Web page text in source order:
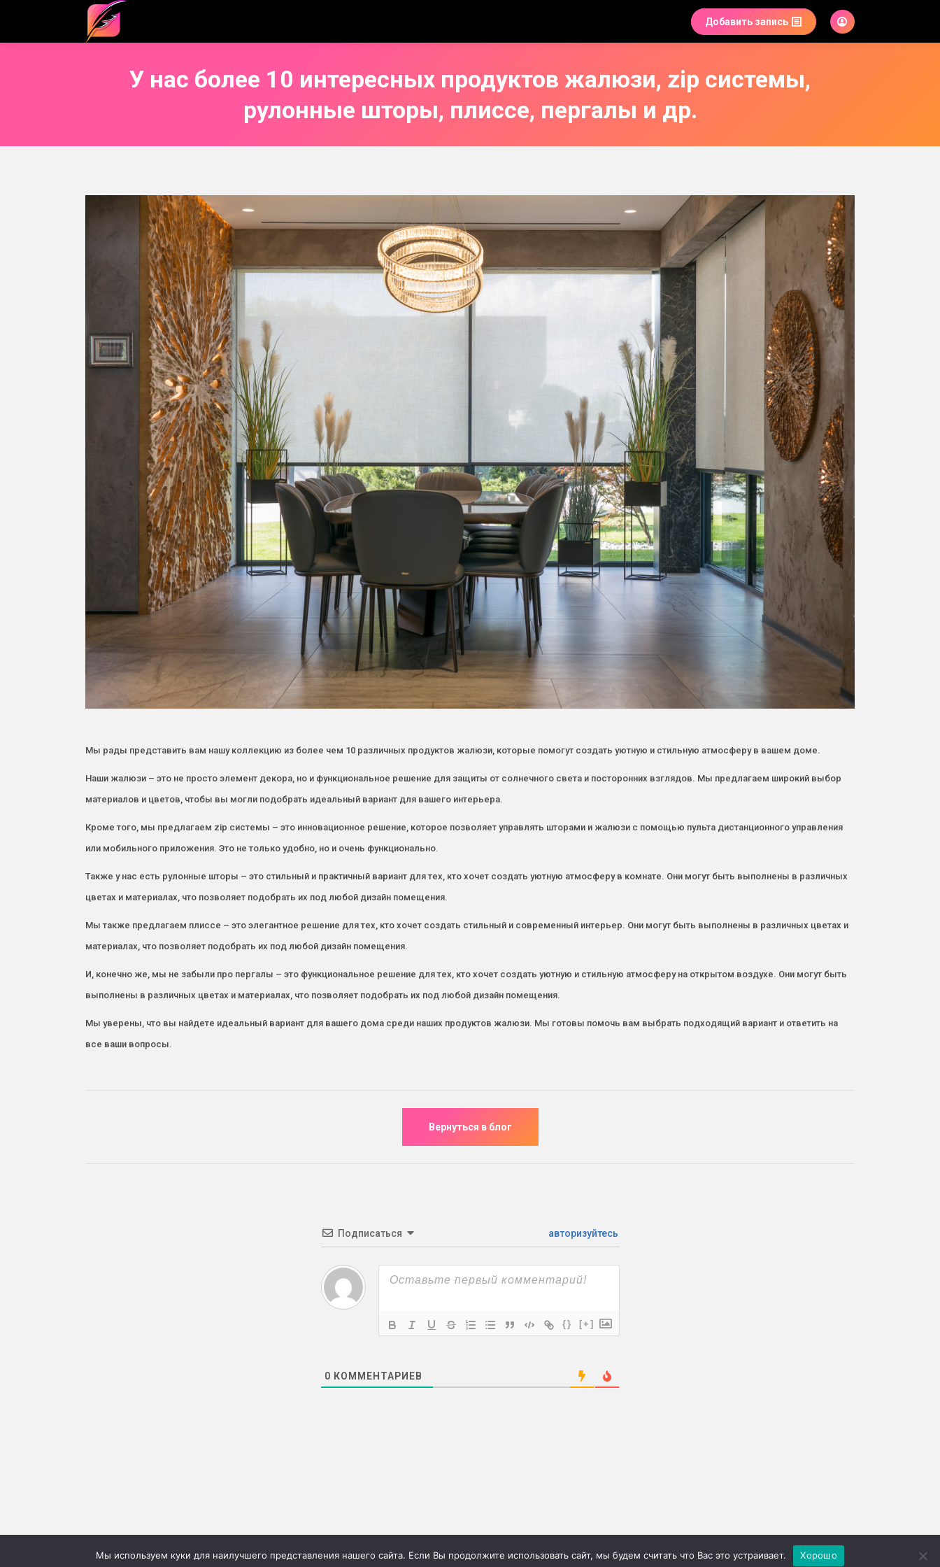
Добавить запись
У нас более 10 интересных продуктов жалюзи, zip системы,
рулонные шторы, плиссе, пергалы и др.
Мы рады представить вам нашу коллекцию из более чем 10 различных продуктов жалюзи, которые помогут создать уютную и стильную атмосферу в вашем доме.
Наши жалюзи – это не просто элемент декора, но и функциональное решение для защиты от солнечного света и посторонних взглядов. Мы предлагаем широкий выбор
материалов и цветов, чтобы вы могли подобрать идеальный вариант для вашего интерьера.
Кроме того, мы предлагаем zip системы – это инновационное решение, которое позволяет управлять шторами и жалюзи с помощью пульта дистанционного управления
или мобильного приложения. Это не только удобно, но и очень функционально.
Также у нас есть рулонные шторы – это стильный и практичный вариант для тех, кто хочет создать уютную атмосферу в комнате. Они могут быть выполнены в различных
цветах и материалах, что позволяет подобрать их под любой дизайн помещения.
Мы также предлагаем плиссе – это элегантное решение для тех, кто хочет создать стильный и современный интерьер. Они могут быть выполнены в различных цветах и
материалах, что позволяет подобрать их под любой дизайн помещения.
И, конечно же, мы не забыли про пергалы – это функциональное решение для тех, кто хочет создать уютную и стильную атмосферу на открытом воздухе. Они могут быть
выполнены в различных цветах и материалах, что позволяет подобрать их под любой дизайн помещения.
Мы уверены, что вы найдете идеальный вариант для вашего дома среди наших продуктов жалюзи. Мы готовы помочь вам выбрать подходящий вариант и ответить на
все ваши вопросы.
Подписаться авторизуйтесь
{} [+]
0 КОММЕНТАРИЕВ
©2026г. "Сию" Сервис коммерческих публикаций
Мы используем куки для наилучшего представления нашего сайта. Если Вы продолжите использовать сайт, мы будем считать что Вас это устраивает. Хорошо